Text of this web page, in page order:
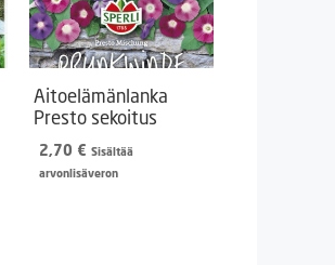
Aitoelämänlanka
Presto sekoitus
2,70 € Sisältää
arvonlisäveron